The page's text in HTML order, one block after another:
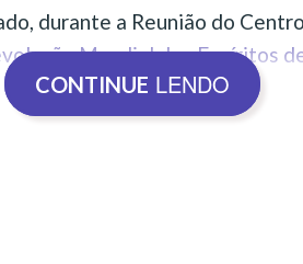
durante a Reunião do
Mundial dos Espíritos
CONTINUE LENDO